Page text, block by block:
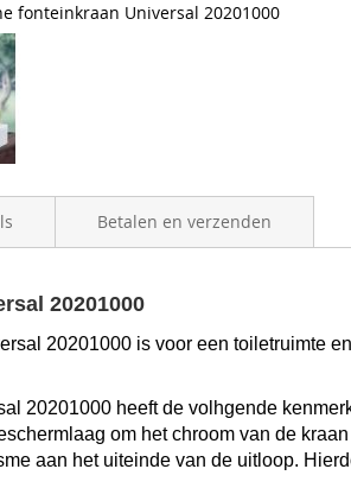
fonteinkraan Universal 20201000
20201000
20201000 is voor een toiletruimte
20201000 heeft de volhgende
om het chroom van de
aan het uiteinde van de uitloop.
Betalen en verzenden